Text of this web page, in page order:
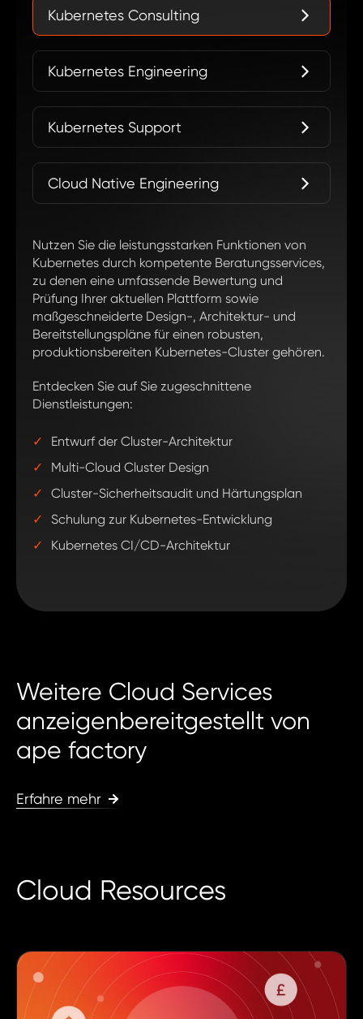
Kubernetes Consulting
Kubernetes Engineering
Kubernetes Support
Cloud Native Engineering
Nutzen Sie die leistungsstarken Funktionen von
Kubernetes durch kompetente Beratungsservices,
zu denen eine umfassende Bewertung und
Prüfung Ihrer aktuellen Plattform sowie
maßgeschneiderte Design-, Architektur- und
Bereitstellungspläne für einen robusten,
produktionsbereiten Kubernetes-Cluster gehören.
Entdecken Sie auf Sie zugeschnittene
Dienstleistungen:
✓
Entwurf der Cluster-Architektur
✓
Multi-Cloud Cluster Design
✓
Cluster-Sicherheitsaudit und Härtungsplan
✓
Schulung zur Kubernetes-Entwicklung
✓
Kubernetes CI/CD-Architektur
Weitere Cloud Services
anzeigenbereitgestellt von
ape factory
Erfahre mehr
Cloud Resources